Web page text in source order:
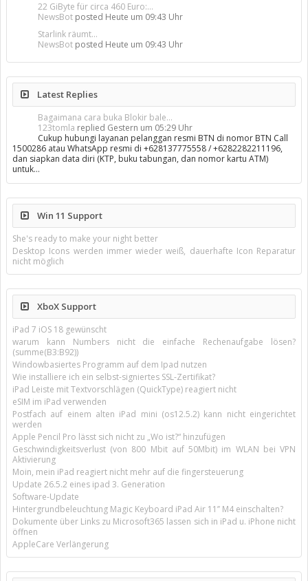
22 GiByte für circa 460 Euro:...
NewsBot posted Heute um 09:43 Uhr
Starlink räumt...
NewsBot posted Heute um 09:43 Uhr
Latest Replies
Bagaimana cara buka Blokir bale...
123tomla replied Gestern um 05:29 Uhr
Cukup hubungi layanan pelanggan resmi BTN di nomor BTN Call
1500286 atau WhatsApp resmi di +628137775558 / +6282282211196,
dan siapkan data diri (KTP, buku tabungan, dan nomor kartu ATM)
untuk…
Win 11 Support
She's ready to make your night better
Desktop Icons werden immer wieder weiß, dauerhafte Icon Reparatur
nicht möglich
XboX Support
iPad 7 iOS 18 gewünscht
warum kann Numbers nicht die einfache Rechenaufgabe lösen?
(summe(B3:B92))
Windowbasiertes Programm auf dem Ipad nutzen
Wie installiere ich ein selbst-signiertes SSL-Zertifikat?
iPad Leiste mit Textvorschlägen (QuickType) reagiert nicht
eSIM im iPad verwenden
Postfach auf einem alten iPad mini (os12.5.2) kann nicht eingerichtet
werden
Apple Pencil Pro lässt sich nicht zu „Wo ist?“ hinzufügen
Geschwindigkeitsverlust (von 800 Mbit auf 50Mbit) im WLAN bei VPN
Aktivierung
Moin, mein iPad reagiert nicht mehr auf die fingersteuerung
Update 26.5.2 eines ipad 3. Generation
Software-Update
Hintergrundbeleuchtung Magic Keyboard iPad Air 11’’ M4 einschalten?
Dokumente über Links zu Microsoft365 lassen sich in iPad u. iPhone nicht
öffnen
AppleCare Verlängerung